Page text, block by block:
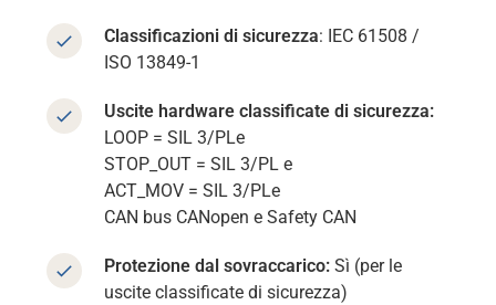
Classificazioni di sicurezza: IEC 61508 /
ISO 13849-1
Uscite hardware classificate di sicurezza:
LOOP = SIL 3/PLe
STOP_OUT = SIL 3/PL e
ACT_MOV = SIL 3/PLe
CAN bus CANopen e Safety CAN
Protezione dal sovraccarico: Sì (per le
uscite classificate di sicurezza)